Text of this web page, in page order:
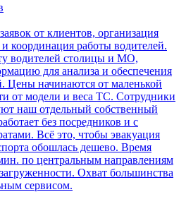
от клиентов, организация
и координация работы водителей.
водителей столицы и МО,
для анализа и обеспечения
Цены начинаются от маленькой
от модели и веса ТС. Сотрудники
наш отдельный собственный
без посредников и с
Всё это, чтобы эвакуация
обошлась дешево. Время
по центральным направлениям
Охват большинства
сервисом.